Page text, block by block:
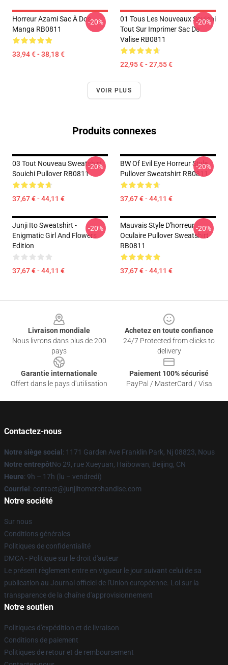
Horreur Azami Sac À Dos
Manga RB0811
33,94 € - 38,18 €
-20%
01 Tous Les Nouveaux Souichi
Tout Sur Imprimer Sac De
Valise RB0811
22,95 € - 27,55 €
-20%
VOIR PLUS
Produits connexes
03 Tout Nouveau Sweatshirt
Souichi Pullover RB0811
37,67 € - 44,11 €
-20%
BW Of Evil Eye Horreur Style
Pullover Sweatshirt RB0811
37,67 € - 44,11 €
-20%
Junji Ito Sweatshirt -
Enigmatic Girl And Flowers
Edition
37,67 € - 44,11 €
-20%
Mauvais Style D'horreur
Oculaire Pullover Sweatshirt
RB0811
37,67 € - 44,11 €
-20%
Livraison mondiale
Nous livrons dans plus de 200
pays
Achetez en toute confiance
24/7 Protected from clicks to
delivery
Garantie internationale
Offert dans le pays d'utilisation
Paiement 100% sécurisé
PayPal / MasterCard / Visa
Contactez-nous
Notre siège social : 1171 Garden Ave Franklin Park, Nj 08823, Nous
Notre entrepôtNo 29, rue Xueyuan, Haibowan, Beijing, CN
Heure: 9h – 17h (lu – vendredi)
Courriel : contact@junjiitomerchandise.com
Notre société
Sur nous
Conditions générales
Politiques de confidentialité
DMCA - Politique sur le droit d'auteur
Le présent règlement entre en vigueur le jour suivant celui de sa
publication au Journal officiel de l'Union européenne. Loi sur la
transparence de la chaîne d'approvisionnement
Notre soutien
Politiques d'expédition et de livraison
Conditions de paiement
Politiques de retour et de remboursement